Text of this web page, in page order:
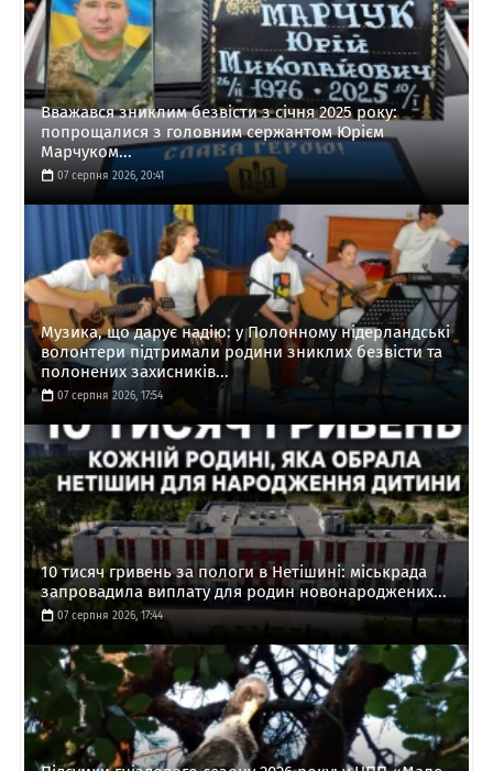
Вважався зниклим безвісти з січня 2025 року:
попрощалися з головним сержантом Юрієм
Марчуком...
07 серпня 2026, 20:41
Музика, що дарує надію: у Полонному нідерландські
волонтери підтримали родини зниклих безвісти та
полонених захисників...
07 серпня 2026, 17:54
10 тисяч гривень за пологи в Нетішині: міськрада
запровадила виплату для родин новонароджених...
07 серпня 2026, 17:44